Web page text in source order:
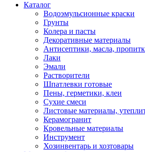
Каталог
Водоэмульсионные краски
Грунты
Колера и пасты
Декоративные материалы
Антисептики, масла,
Лаки
Эмали
Растворители
Шпатлевки готовые
Пены, герметики, клеи
Сухие смеси
Листовые материалы,
Керамогранит
Кровельные материалы
Инструмент
Хозинвентарь и хозтовары